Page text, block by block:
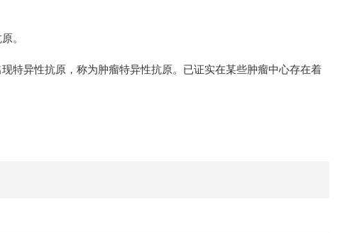
。
特异性抗原，称为肿瘤特异性抗原。已证实在某些肿瘤中心存在着